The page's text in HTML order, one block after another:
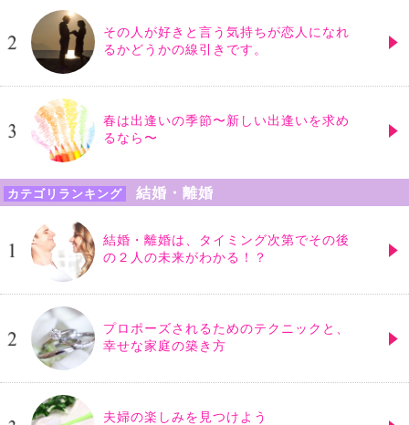
その人が好きと言う気持ちが恋人になれ
るかどうかの線引きです。
春は出逢いの季節〜新しい出逢いを求め
るなら〜
カテゴリランキング 結婚・離婚
結婚・離婚は、タイミング次第でその後
の２人の未来がわかる！？
プロポーズされるためのテクニックと、
幸せな家庭の築き方
夫婦の楽しみを見つけよう